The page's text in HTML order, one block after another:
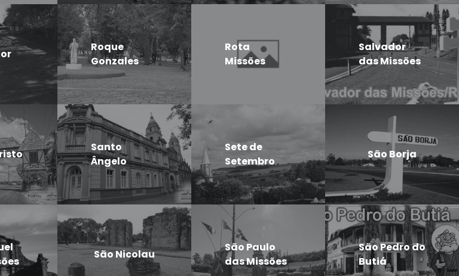
Roque
Gonzales
Rota
Missões
Salvador
das Missões
Santo
Ângelo
Sete de
Setembro
São Borja
São Nicolau
São Paulo
das Missões
São Pedro do
Butiá